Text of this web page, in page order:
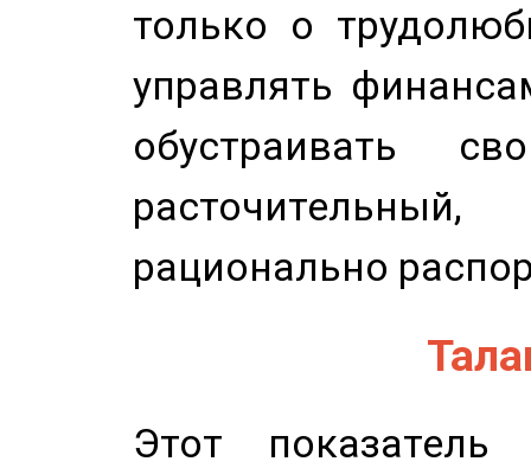
только о
управлять
обустраивать
рационально
Этот показатель